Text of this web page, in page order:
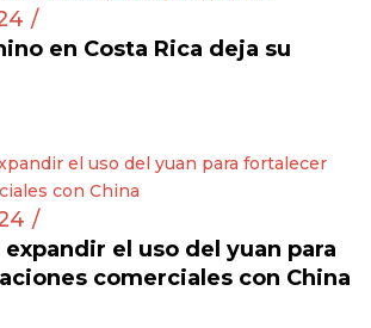
/
en Costa Rica deja su
/
el uso del yuan para
comerciales con China